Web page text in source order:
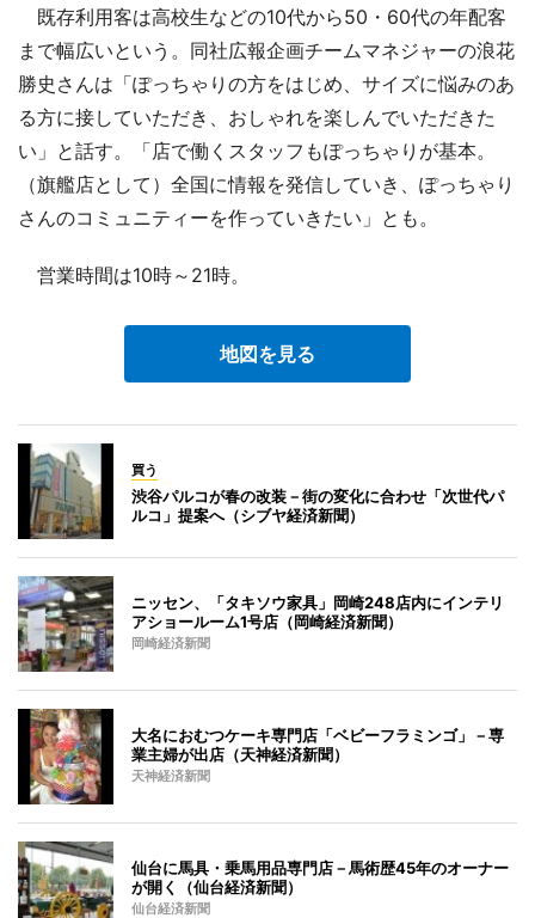
既存利用客は高校生などの10代から50・60代の年配客
まで幅広いという。同社広報企画チームマネジャーの浪花
勝史さんは「ぽっちゃりの方をはじめ、サイズに悩みのあ
る方に接していただき、おしゃれを楽しんでいただきた
い」と話す。「店で働くスタッフもぽっちゃりが基本。
（旗艦店として）全国に情報を発信していき、ぽっちゃり
さんのコミュニティーを作っていきたい」とも。
営業時間は10時～21時。
地図を見る
買う
渋谷パルコが春の改装－街の変化に合わせ「次世代パ
ルコ」提案へ（シブヤ経済新聞）
ニッセン、「タキソウ家具」岡崎248店内にインテリ
アショールーム1号店（岡崎経済新聞）
岡崎経済新聞
大名におむつケーキ専門店「ベビーフラミンゴ」－専
業主婦が出店（天神経済新聞）
天神経済新聞
仙台に馬具・乗馬用品専門店－馬術歴45年のオーナー
が開く（仙台経済新聞）
仙台経済新聞